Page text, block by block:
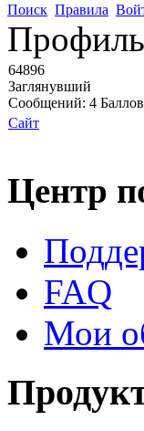
Поиск Правила
Профиль
64896
Заглянувший
Сообщений: 4
Сайт
Центр
FAQ
Мои